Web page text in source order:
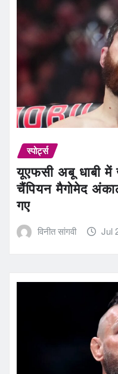
स्पोर्ट्स
यूएफसी अबू धाबी में
चैंपियन मैगोमेद
गए
विनीत सांगवी Jul